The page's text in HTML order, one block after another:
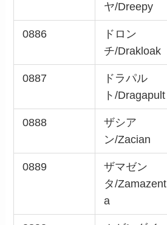
ヤ/Dreepy
0886
ドロン
チ/Drakloak
0887
ドラパル
ト/Dragapult
0888
ザシア
ン/Zacian
0889
ザマゼン
タ/Zamazent
a